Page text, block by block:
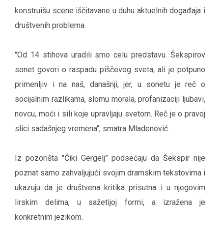
konstruišu scene iščitavane u duhu aktuelnih događaja i
društvenih problema.
"Od 14 stihova uradili smo celu predstavu. Šekspirov
sonet govori o raspadu piščevog sveta, ali je potpuno
primenljiv i na naš, današnji, jer, u sonetu je reč o
socijalnim razlikama, slomu morala, profanizaciji ljubavi,
novcu, moći i sili koje upravljaju svetom. Reč je o pravoj
slici sadašnjeg vremena", smatra Mladenović.
Iz pozorišta "Čiki Gergelj” podsećaju da Šekspir nije
poznat samo zahvaljujući svojim dramskim tekstovima i
ukazuju da je društvena kritika prisutna i u njegovim
lirskim delima, u sažetijoj formi, a izražena je
konkretnim jezikom.